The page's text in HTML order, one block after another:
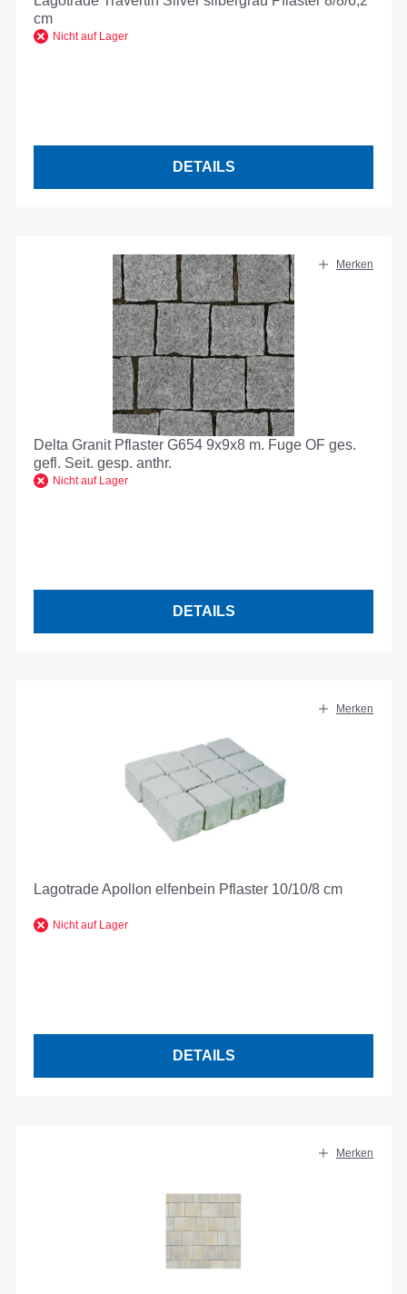
cm
Nicht auf Lager
DETAILS
Merken
Delta Granit Pflaster G654 9x9x8 m. Fuge OF ges.
gefl. Seit. gesp. anthr.
Nicht auf Lager
DETAILS
Merken
Lagotrade Apollon elfenbein Pflaster 10/10/8 cm
Nicht auf Lager
DETAILS
Merken